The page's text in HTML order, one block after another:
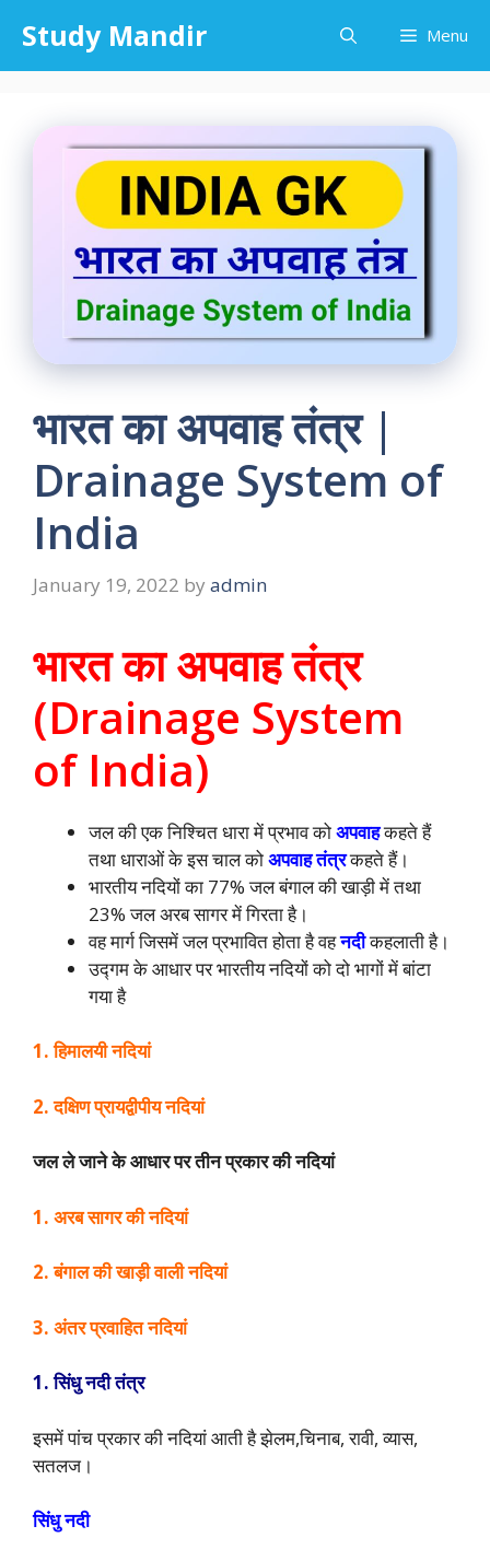
content
Study Mandir Menu
भारत का अपवाह तंत्र |
Drainage System of
India
January 19, 2022 by admin
भारत का अपवाह तंत्र
(Drainage System
of India)
जल की एक निश्चित धारा में प्रभाव कोअपवाहकहते हैं
तथा धाराओं के इस चाल कोअपवाह तंत्रकहते हैं।
भारतीय नदियों का 77% जल बंगाल की खाड़ी में तथा
23% जल अरब सागर में गिरता है।
वह मार्ग जिसमें जल प्रभावित होता है वहनदीकहलाती है।
उद्गम के आधार पर भारतीय नदियों को दो भागों में बांटा
गया है
1. हिमालयी नदियां
2. दक्षिण प्रायद्वीपीय नदियां
जल ले जाने के आधार पर तीन प्रकार की नदियां
1. अरब सागर की नदियां
2. बंगाल की खाड़ी वाली नदियां
3. अंतर प्रवाहित नदियां
1. सिंधु नदी तंत्र
इसमें पांच प्रकार की नदियां आती है झेलम,चिनाब, रावी, व्यास,
सतलज।
सिंधु नदी